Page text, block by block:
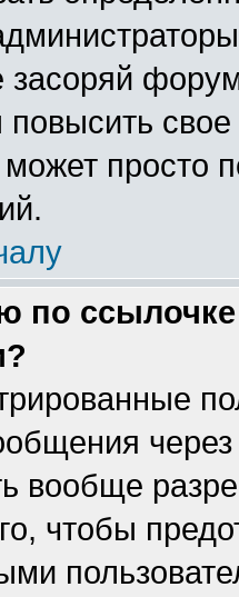
засоряй
повысить
просто
по
вообще
чтобы